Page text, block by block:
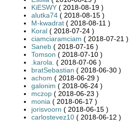
KiESWY ( 2018-08-19 )
alutka74 ( 2018-08-15 )
M-kwadrat ( 2018-08-11 )
Koral ( 2018-07-24 )
ciamciaramciam ( 2018-07-21 )
Saneb ( 2018-07-16 )
Tomson ( 2018-07-10 )
.karola. ( 2018-07-06 )
bratSebastian ( 2018-06-30 )
achom ( 2018-06-29 )
galonim ( 2018-06-24 )
mczop ( 2018-06-23 )
monia ( 2018-06-17 )
jorisvoorn ( 2018-06-15 )
carlostevez10 ( 2018-06-12 )